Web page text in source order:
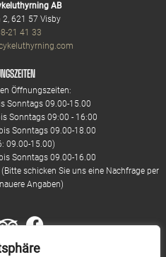
AB
2, 621 57 Visby
21 41 33
Öffnungszeiten:
Sonntags 09.00-15.00
Sonntags 09:00 - 16:00
Sonntags 09.00-18.00
09.00-15.00)
Sonntags 09.00-16.00
schicken Sie uns eine Nachfrage per
Angaben)